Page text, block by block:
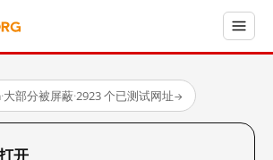
·大部分被屏蔽·2923 个已测试网址→
开